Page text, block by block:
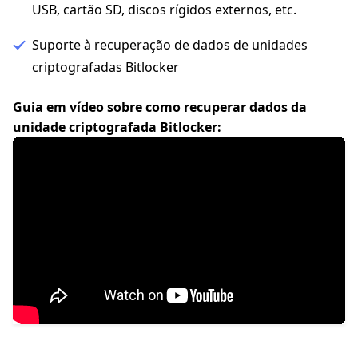
USB, cartão SD, discos rígidos externos, etc.
Suporte à recuperação de dados de unidades
criptografadas Bitlocker
Guia em vídeo sobre como recuperar dados da
unidade criptografada Bitlocker: